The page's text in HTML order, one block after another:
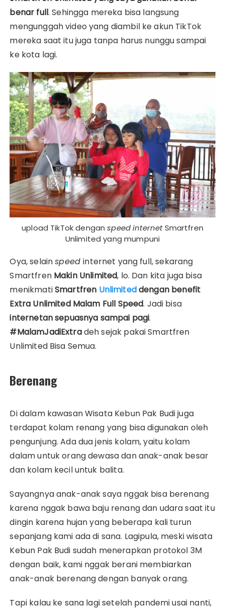
benar full. Sehingga mereka bisa langsung
mengunggah video yang diambil ke akun TikTok
mereka saat itu juga tanpa harus nunggu sampai
ke kota lagi.
upload TikTok denganspeed internetSmartfren
Unlimited yang mumpuni
Oya, selainspeedinternet yang full, sekarang
Smartfren Makin Unlimited, lo. Dan kita juga bisa
menikmatiSmartfren Unlimiteddengan benefit
Extra Unlimited Malam Full Speed. Jadi bisa
internetan sepuasnya sampai pagi.
#MalamJadiExtradeh sejak pakai Smartfren
Unlimited Bisa Semua.
Berenang
Di dalam kawasan Wisata Kebun Pak Budi juga
terdapat kolam renang yang bisa digunakan oleh
pengunjung. Ada dua jenis kolam, yaitu kolam
dalam untuk orang dewasa dan anak-anak besar
dan kolam kecil untuk balita.
Sayangnya anak-anak saya nggak bisa berenang
karena nggak bawa baju renang dan udara saat itu
dingin karena hujan yang beberapa kali turun
sepanjang kami ada di sana. Lagipula, meski wisata
Kebun Pak Budi sudah menerapkan protokol 3M
dengan baik, kami nggak berani membiarkan
anak-anak berenang dengan banyak orang.
Tapi kalau ke sana lagi setelah pandemi usai nanti,